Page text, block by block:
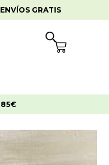
ENVÍOS GRATIS
Cart
100€